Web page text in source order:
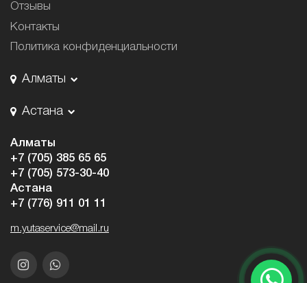
Отзывы
Контакты
Политика конфиденциальности
Алматы
Астана
Алматы
+7 (705) 385 65 65
+7 (705) 573-30-40
Астана
+7 (776) 911 01 11
m.yutaservice@mail.ru